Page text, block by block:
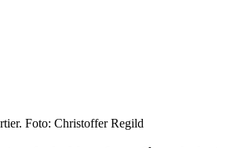
Foto: Christoffer Regild